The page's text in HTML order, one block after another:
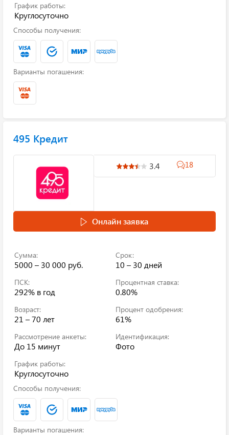
График работы:
Круглосуточно
Способы получения:
Варианты погашения:
495 Кредит
3.4 18
Онлайн заявка
Сумма:
5000 – 30 000 руб.
Срок:
10 – 30 дней
ПСК:
292% в год
Процентная ставка:
0.80%
Возраст:
21 – 70 лет
Процент одобрения:
61%
Рассмотрение анкеты:
До 15 минут
Идентификация:
Фото
График работы:
Круглосуточно
Способы получения:
Варианты погашения: